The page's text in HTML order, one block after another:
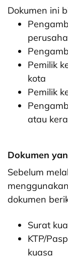
Dokumen ini
Pemilik
kota
Pemilik
atau
Dokumen
Sebelum
dokumen
Surat
KTP/
kuasa